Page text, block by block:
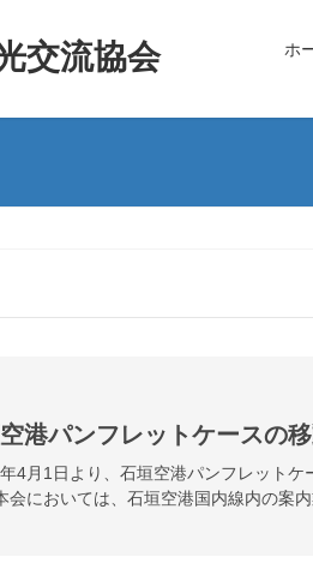
交流協会 ホ
空港パンフレットケースの
4月1日より、石垣空港パンフレット
会においては、石垣空港国内線内の案